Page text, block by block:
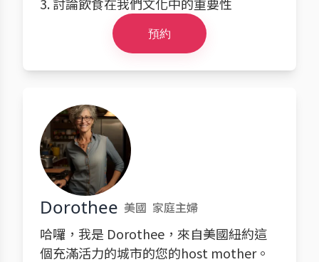
預約
Dorothee 美國 家庭主婦
哈囉，我是 Dorothee，來自美國紐約這
個充滿活力的城市的您的host mother。